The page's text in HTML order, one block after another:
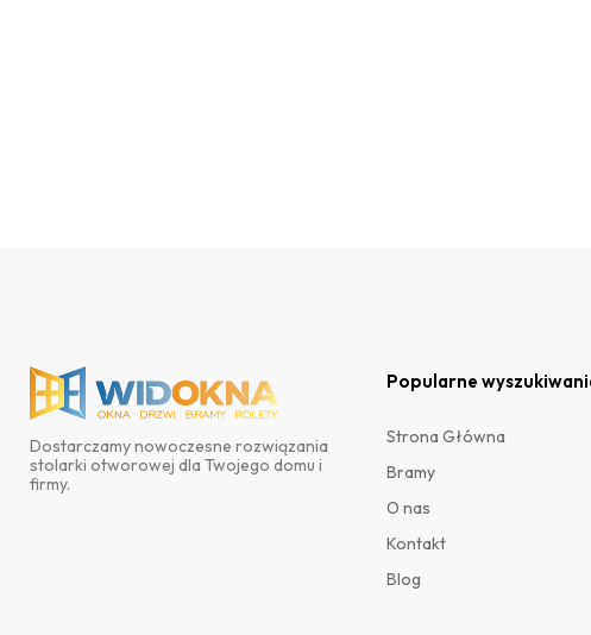
Dostarczamy nowoczesne rozwiązania
stolarki otworowej dla Twojego domu i
firmy.
Popularne
Strona Główna
Bramy
O nas
Kontakt
Blog